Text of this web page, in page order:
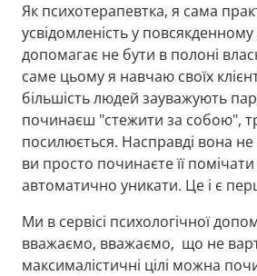
Як психотерапевтка, я сама
усвідомленість у
допомагає не бути в полоні
саме цьому я навчаю своїх
більшість людей зауважують
починаєш "стежити за собою",
посилюється. Насправді вона
ви просто починаєте її
автоматично уникати. Це і є
Ми в сервісі психологічної
вважаємо, вважаємо, що не
максималістичні цілі можна